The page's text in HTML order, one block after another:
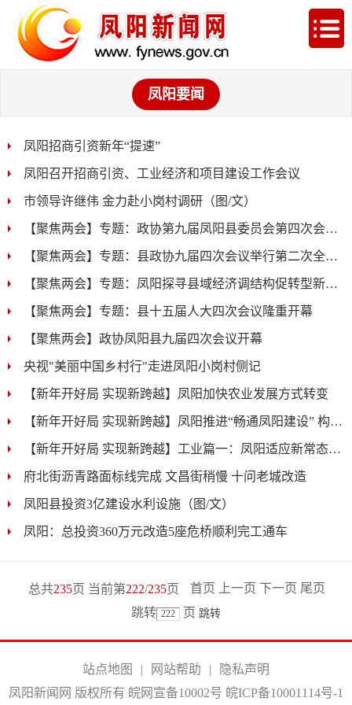
凤阳要闻
凤阳招商引资新年“提速”
凤阳召开招商引资、工业经济和项目建设工作会议
市领导许继伟 金力赴小岗村调研（图/文）
【聚焦两会】专题：政协第九届凤阳县委员会第四次会议胜利...
【聚焦两会】专题：县政协九届四次会议举行第二次全体大会...
【聚焦两会】专题：凤阳探寻县域经济调结构促转型新动力
【聚焦两会】专题：县十五届人大四次会议隆重开幕
【聚焦两会】政协凤阳县九届四次会议开幕
央视"美丽中国乡村行"走进凤阳小岗村侧记
【新年开好局 实现新跨越】凤阳加快农业发展方式转变
【新年开好局 实现新跨越】凤阳推进“畅通凤阳建设” 构建...
【新年开好局 实现新跨越】工业篇一：凤阳适应新常态谋取...
府北街沥青路面标线完成 文昌街稍慢 十问老城改造
凤阳县投资3亿建设水利设施（图/文）
凤阳：总投资360万元改造5座危桥顺利完工通车
总共235页 当前第222/235页 首页 上一页 下一页 尾页
跳转
页
站点地图 | 网站帮助 |
隐私声明
凤阳新闻网 版权所有 皖网宣备10002号 皖ICP备10001114号-1